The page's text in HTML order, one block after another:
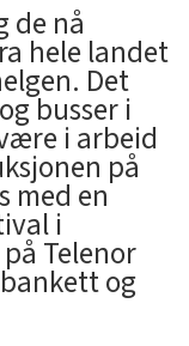
de nå
hele landet
Det
busser i
i arbeid
på
med en
i
Telenor
og